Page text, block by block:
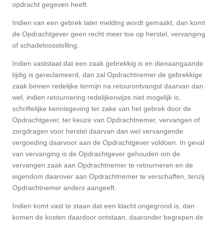
opdracht gegeven heeft.
Indien van een gebrek later melding wordt gemaakt, dan komt
de Opdrachtgever geen recht meer toe op herstel, vervanging
of schadeloosstelling.
Indien vaststaat dat een zaak gebrekkig is en dienaangaande
tijdig is gereclameerd, dan zal Opdrachtnemer de gebrekkige
zaak binnen redelijke termijn na retourontvangst daarvan dan
wel, indien retournering redelijkerwijze niet mogelijk is,
schriftelijke kennisgeving ter zake van het gebrek door de
Opdrachtgever, ter keuze van Opdrachtnemer, vervangen of
zorgdragen voor herstel daarvan dan wel vervangende
vergoeding daarvoor aan de Opdrachtgever voldoen. In geval
van vervanging is de Opdrachtgever gehouden om de
vervangen zaak aan Opdrachtnemer te retourneren en de
eigendom daarover aan Opdrachtnemer te verschaffen, tenzij
Opdrachtnemer anders aangeeft.
Indien komt vast te staan dat een klacht ongegrond is, dan
komen de kosten daardoor ontstaan, daaronder begrepen de